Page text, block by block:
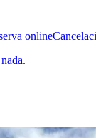
online